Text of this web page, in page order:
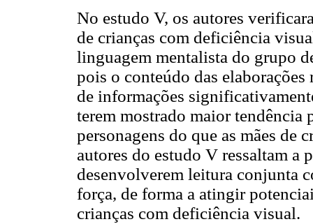
No estudo V, os autores
de crianças com deficiência
linguagem mentalista do grupo
pois o conteúdo das
de informações
terem mostrado maior tendência
personagens do que as mães de
autores do estudo V ressaltam a
desenvolverem leitura conjunta
força, de forma a atingir
crianças com deficiência visual.